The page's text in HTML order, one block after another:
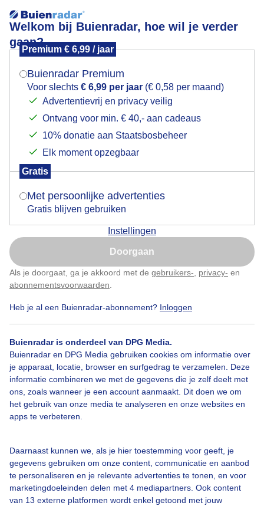
Welkom bij Buienradar, hoe wil je verder
gaan?
Premium € 6,99 / jaar
Buienradar Premium
Voor slechts € 6,99 per jaar (€ 0,58 per maand)
Advertentievrij en privacy veilig
Ontvang voor min. € 40,- aan cadeaus
10% donatie aan Staatsbosbeheer
Elk moment opzegbaar
Gratis
Met persoonlijke advertenties
Gratis blijven gebruiken
Instellingen
Doorgaan
Als je doorgaat, ga je akkoord met de gebruikers- privacy- en
abonnementsvoorwaarden
Heb je al een Buienradar-abonnement? Inloggen
Buienradar is onderdeel van DPG Media.
Buienradar en DPG Media gebruiken cookies om informatie over
je apparaat, locatie, browser en surfgedrag te verzamelen. Deze
informatie combineren we met de gegevens die je zelf deelt met
ons, zoals wanneer je een account aanmaakt. Dit doen we om
het gebruik van onze media te analyseren en onze websites en
apps te verbeteren.
Daarnaast kunnen we, als je hier toestemming voor geeft, je
gegevens gebruiken om onze content, communicatie en aanbod
te personaliseren en je relevante advertenties te tonen, en voor
marketingdoeleinden delen met 4 mediapartners. Ook content
van 13 externe platformen wordt enkel getoond met jouw
zonnige middag aan en op de Nieuwe Maas
Ve3L zon, veel blauw en ook wat wolken
Door: Maddy Koster Gemaakt: 25-04-2025, 131x bekeken
Bekijk slideshow
Een moment geduld aub...
Mogen we je locatie gebruiken voor het
Indien je hier nog geen akkoord op hebt gegeven,
verschijnt er zo een pop-up uit je browser waarin
Is goed, toon de popup
Nu niet, misschien later
Klik hierom dit aan te passen